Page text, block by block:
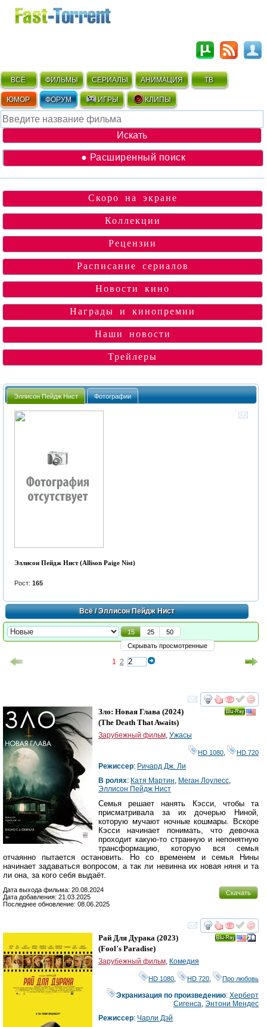
ВСЁ ФИЛЬМЫ СЕРИАЛЫ АНИМАЦИЯ ТВ
ЮМОР ФОРУМ ИГРЫ КЛИПЫ
● Расширенный поиск
Скоро на экране
Коллекции
Рецензии
Расписание сериалов
Новости кино
Награды и кинопремии
Наши новости
Трейлеры
Эллисон Пейдж Нист Фотографии
Эллисон Пейдж Нист (Allison Paige Nist)
Рост: 165
Всё/ Эллисон Пейдж Нист
15 25
50
Скрывать просмотренные
1 2
смотреть
Зло: Новая Глава (2024)
(The Death That Awaits)
Зарубежный фильм Ужасы
HD 1080 HD 720
Режиссер: Ричард Дж. Ли
В ролях: Катя Мартин Меган Лоулесс
Эллисон Пейдж Нист
Семья решает нанять Кэсси, чтобы та
присматривала за их дочерью Ниной,
которую мучают ночные кошмары. Вскоре
Кэсси начинает понимать, что девочка
проходит какую-то странную и непонятную
трансформацию, которую вся семья
отчаянно пытается остановить. Но со временем и семья Нины
начинает задаваться вопросом, а так ли невинна их новая няня и та
ли она, за кого себя выдаёт.
Скачать
Дата выхода фильма: 20.08.2024
Дата добавления: 21.03.2025
Последнее обновление: 08.06.2025
смотреть
Рай Для Дурака (2023)
(Fool's Paradise)
Зарубежный фильм Комедия
HD 1080 HD 720 Про любовь
Экранизация по произведению:Херберт
Сигенса ,Энтони Мендес
Режиссер: Чарли Дэй